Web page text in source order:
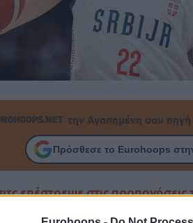
την Αγαπημένη σου
Πρόσθεσε το Eurohoops
επέστρεψε στις προπονήσεις
ημερών και ίσως τελικά